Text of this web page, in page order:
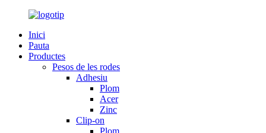
Inici
Pauta
Productes
Pesos de les rodes
Adhesiu
Plom
Acer
Zinc
Clip-on
Plom